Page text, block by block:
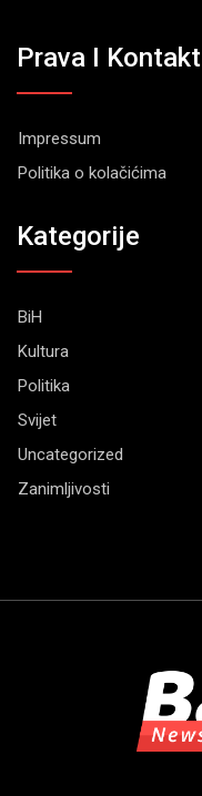
Prava I Kontakt
Impressum
Politika o kolačićima
Kategorije
BiH
Kultura
Politika
Svijet
Uncategorized
Zanimljivosti